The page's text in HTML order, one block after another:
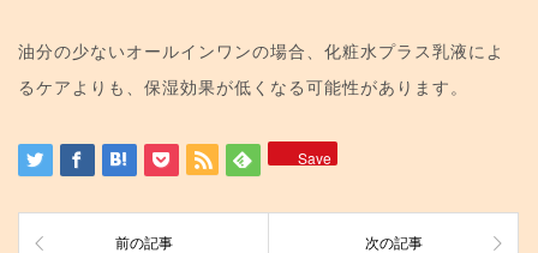
油分の少ないオールインワンの場合、化粧水プラス乳液によ
るケアよりも、保湿効果が低くなる可能性があります。
Save
前の記事 次の記事